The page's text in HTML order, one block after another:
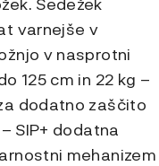
varnejše v
v nasprotni
125 cm in 22 kg –
dodatno zaščito
SIP+ dodatna
mehanizem